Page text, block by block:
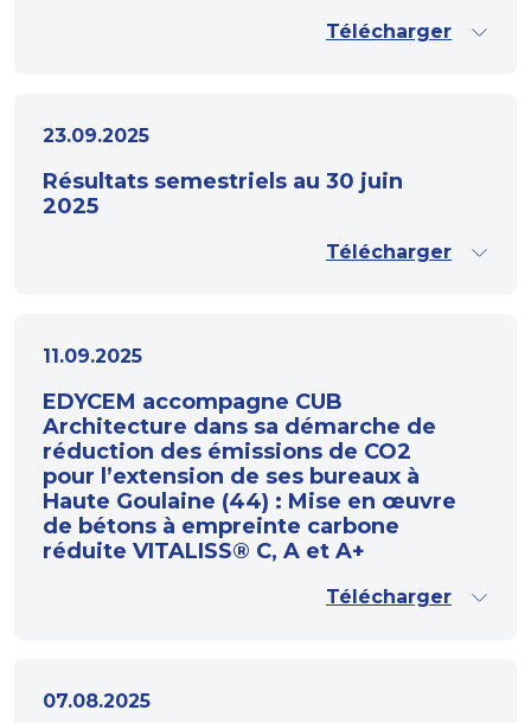
Télécharger
23.09.2025
Résultats semestriels au 30 juin
2025
Télécharger
11.09.2025
EDYCEM accompagne CUB
Architecture dans sa démarche de
réduction des émissions de CO2
pour l’extension de ses bureaux à
Haute Goulaine (44) : Mise en œuvre
de bétons à empreinte carbone
réduite VITALISS® C, A et A+
Télécharger
07.08.2025